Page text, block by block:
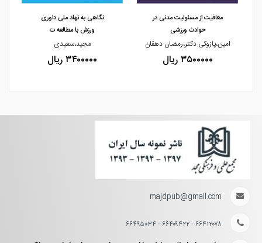
معافیت از مسئولیت مدنی در
حوادث ورزشی
امین،پازوکی دکتر،رمضان دهقان
۳۵۰۰۰۰۰ ریال
نگاهی به نهاد ملی داوری
ورزش با مطالعه ت
مجید،سعیدی
۳۴۰۰۰۰۰ ریال
majdpub@gmail.com
۶۶۴۱۲۰۷۸ - ۶۶۴۰۹۴۲۲ - ۶۶۴۹۵۰۳۴